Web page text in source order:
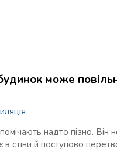
може
надто пізно.
в стіни й поступово